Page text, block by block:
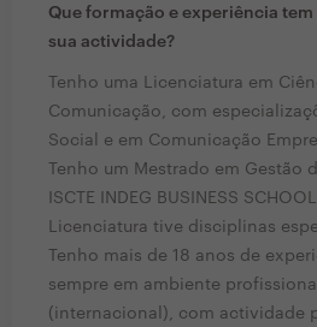
Que formação e experiência
sua actividade?
Tenho uma Licenciatura em
Comunicação, com
Social e em Comunicação
Tenho um Mestrado em Gestão
ISCTE INDEG BUSINESS
Licenciatura tive disciplinas
Tenho mais de 18 anos de
sempre em ambiente
(internacional), com actividade